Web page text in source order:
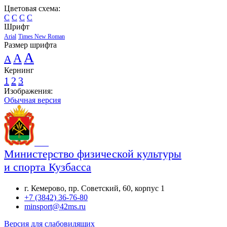
Цветовая схема:
C C C C
Шрифт
Arial Times New Roman
Размер шрифта
A A A
Кернинг
1 2 3
Изображения:
Обычная версия
Министерство физической культуры
и спорта Кузбасса
г. Кемерово, пр. Советский, 60, корпус 1
+7 (3842) 36-76-80
minsport@42ms.ru
Версия для слабовидящих